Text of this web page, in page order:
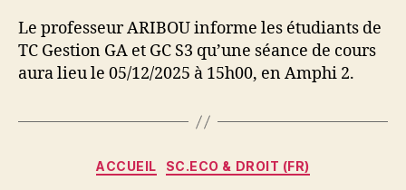
Le professeur ARIBOU informe les étudiants de
TC Gestion GA et GC S3 qu’une séance de cours
aura lieu le 05/12/2025 à 15h00, en Amphi 2.
Catégories
ACCUEIL SC.ECO & DROIT (FR)